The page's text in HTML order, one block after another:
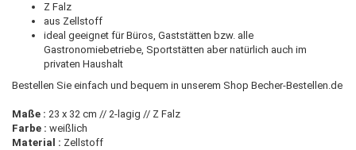
Z Falz
aus Zellstoff
ideal geeignet für Büros, Gaststätten bzw. alle
Gastronomiebetriebe, Sportstätten aber natürlich auch im
privaten Haushalt
Bestellen Sie einfach und bequem in unserem Shop Becher-Bestellen.de
Maße : 23 x 32 cm // 2-lagig // Z Falz
Farbe : weißlich
Material : Zellstoff